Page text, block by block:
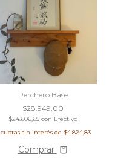
Perchero Base
$28.949,00
$24.606,65 con Efectivo
cuotas sin interés de $4.824,83
Comprar